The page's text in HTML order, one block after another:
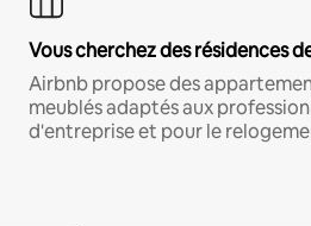
Vous cherchez des résidences
Airbnb propose des
meublés adaptés aux
d'entreprise et pour le